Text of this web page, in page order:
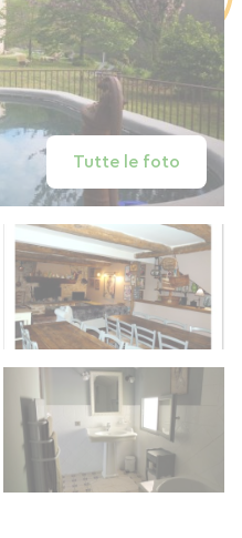
Tutte le foto